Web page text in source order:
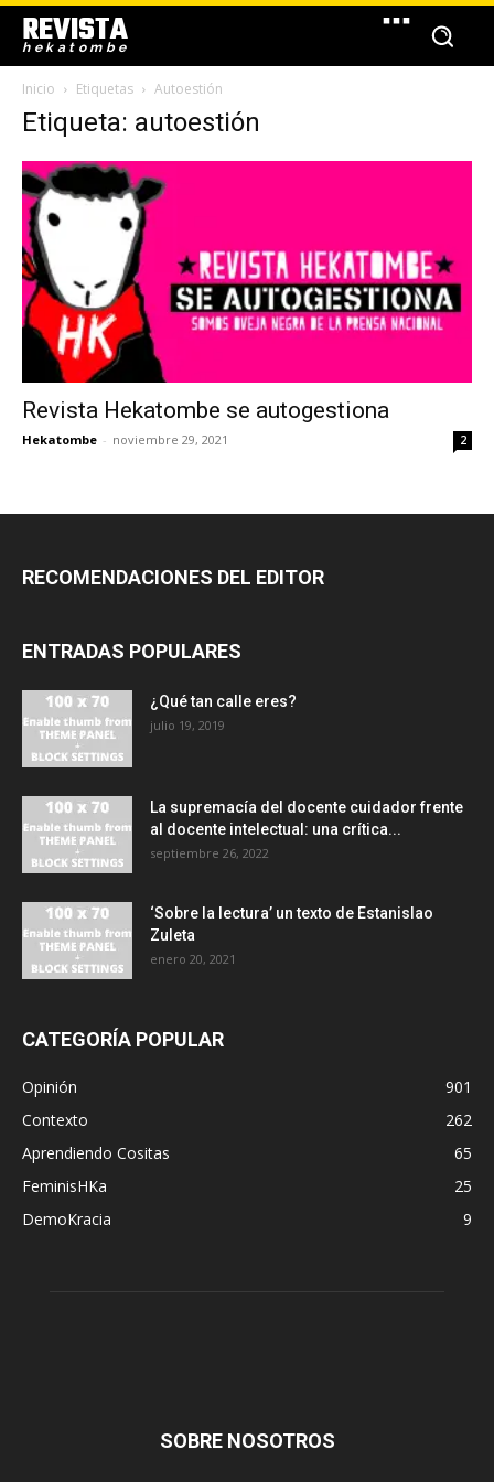
REVISTA
hekatombe
Inicio Etiquetas Autoestión
Etiqueta: autoestión
Revista Hekatombe se autogestiona
Hekatombe - noviembre 29, 2021 2
RECOMENDACIONES DEL EDITOR
ENTRADAS POPULARES
¿Qué tan calle eres?
julio 19, 2019
La supremacía del docente cuidador frente
al docente intelectual: una crítica...
septiembre 26, 2022
‘Sobre la lectura’ un texto de Estanislao
Zuleta
enero 20, 2021
CATEGORÍA POPULAR
Opinión
901
Contexto
262
Aprendiendo Cositas
65
FeminisHKa
25
DemoKracia
9
SOBRE NOSOTROS